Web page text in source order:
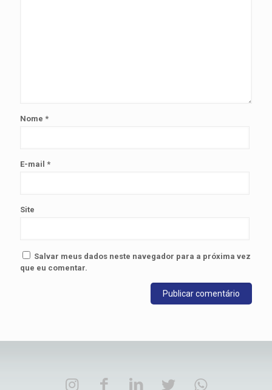
Nome *
E-mail *
Site
Salvar meus dados neste navegador para a próxima vez
que eu comentar.